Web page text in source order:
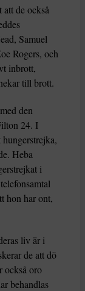
att de också
Samuel
Rogers, och
inbrott,
till brott.
den
24. I
Heba
i
hon har ont,
liv är i
de att dö
också oro
behandlas